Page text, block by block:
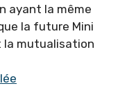
ayant la même
la future Mini
la mutualisation